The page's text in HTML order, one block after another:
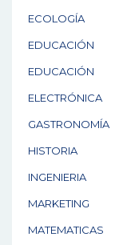
ECOLOGÍA
EDUCACIÓN
EDUCACIÓN
ELECTRÓNICA
GASTRONOMÍA
HISTORIA
INGENIERIA
MARKETING
MATEMATICAS